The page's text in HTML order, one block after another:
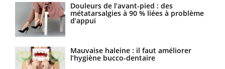
Douleurs de l’avant-pied : des
métatarsalgies à 90 % liées à problème
d’appui
Mauvaise haleine : il faut améliorer
l’hygiène bucco-dentaire